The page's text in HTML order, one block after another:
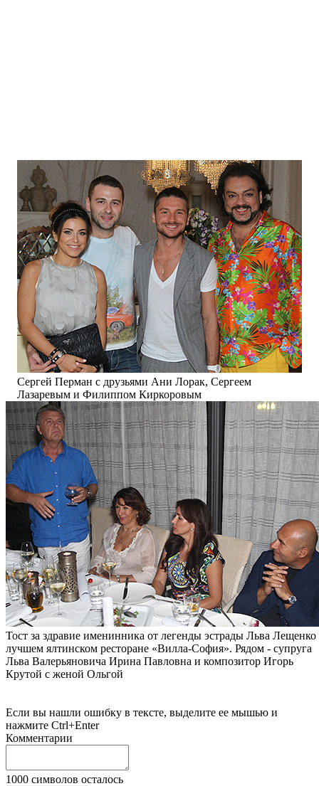
Сергей Перман с друзьями Ани Лорак, Сергеем
Лазаревым и Филиппом Киркоровым
Тост за здравие именинника от легенды эстрады Льва Лещенко
лучшем ялтинском ресторане «Вилла-София». Рядом - супруга
Льва Валерьяновича Ирина Павловна и композитор Игорь
Крутой с женой Ольгой
Если вы нашли ошибку в тексте, выделите ее мышью и
нажмите Ctrl+Enter
Комментарии
1000 символов осталось